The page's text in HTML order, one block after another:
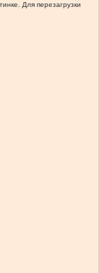
Для перезагрузки